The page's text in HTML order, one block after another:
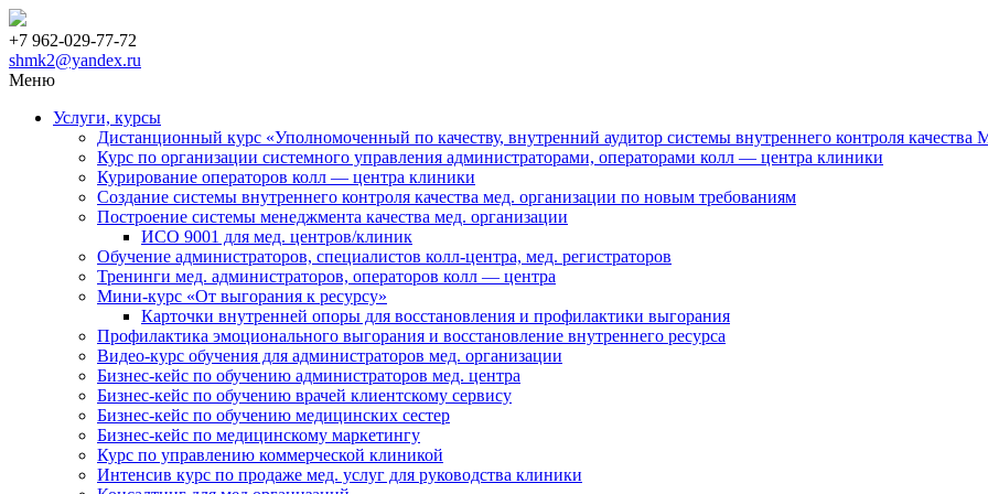
+7 962-029-77-72
shmk2@yandex.ru
Меню
Услуги, курсы
Дистанционный курс «Уполномоченный по качеству, внутренний аудитор системы внутреннего контроля качества
Курс по организации системного управления администраторами, операторами колл — центра клиники
Курирование операторов колл — центра клиники
Создание системы внутреннего контроля качества мед. организации по новым требованиям
Построение системы менеджмента качества мед. организации
ИСО 9001 для мед. центров/клиник
Обучение администраторов, специалистов колл-центра, мед. регистраторов
Тренинги мед. администраторов, операторов колл — центра
Мини-курс «От выгорания к ресурсу»
Карточки внутренней опоры для восстановления и профилактики выгорания
Профилактика эмоционального выгорания и восстановление внутреннего ресурса
Видео-курс обучения для администраторов мед. организации
Бизнес-кейс по обучению администраторов мед. центра
Бизнес-кейс по обучению врачей клиентскому сервису
Бизнес-кейс по обучению медицинских сестер
Бизнес-кейс по медицинскому маркетингу
Курс по управлению коммерческой клиникой
Интенсив курс по продаже мед. услуг для руководства клиники